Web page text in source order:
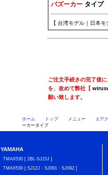
バズーカータイプ
【 台湾モデル｜日本モ
ご注文手続きの完了後
を、改めて弊社【
願い致します。
ホーム トップ メニュー エア
ーカータイプ
YAMAHA
TMAX530 [ 2BL-SJ15J ]
TMAX530 [ SJ12J・SJ091・SJ092 ]